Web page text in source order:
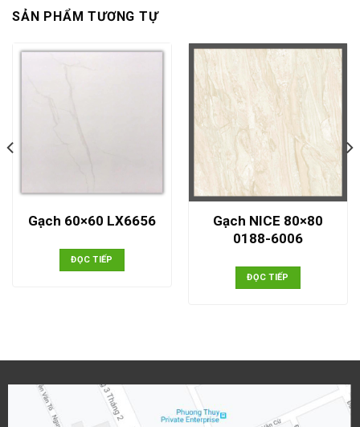
SẢN PHẨM TƯƠNG TỰ
Gạch 60×60 LX6656
ĐỌC TIẾP
Gạch NICE 80×80
0188-6006
ĐỌC TIẾP